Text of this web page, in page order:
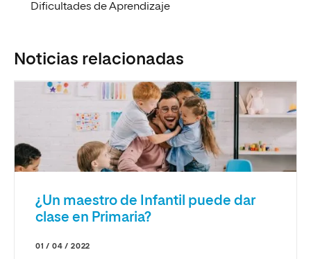
Dificultades de Aprendizaje
Noticias relacionadas
¿Un maestro de Infantil puede dar
clase en Primaria?
01 / 04 / 2022